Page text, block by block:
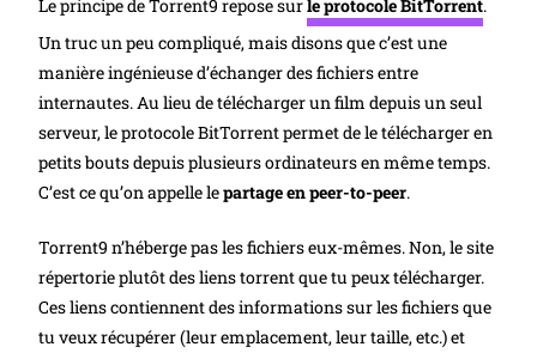
Le principe de Torrent9 repose surle protocole BitTorrent.
Un truc un peu compliqué, mais disons que c’est une
manière ingénieuse d’échanger des fichiers entre
internautes. Au lieu de télécharger un film depuis un seul
serveur, le protocole BitTorrent permet de le télécharger en
petits bouts depuis plusieurs ordinateurs en même temps.
C’est ce qu’on appelle lepartage en peer-to-peer.
Torrent9 n’héberge pas les fichiers eux-mêmes. Non, le site
répertorie plutôt des liens torrent que tu peux télécharger.
Ces liens contiennent des informations sur les fichiers que
tu veux récupérer (leur emplacement, leur taille, etc.) et